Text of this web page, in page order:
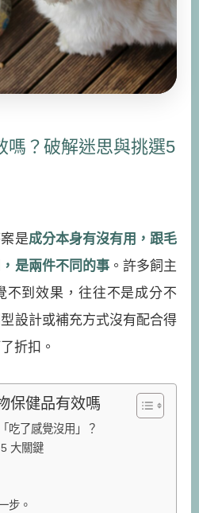
嗎？破解迷思與挑選5
是成分本身有沒有用，跟毛
是兩件不同的事。許多飼主
不到效果，往往不是成分不
設計或補充方式沒有配合得
折扣。
保健品有效嗎
吃了感覺沒用」？
大關鍵
步。